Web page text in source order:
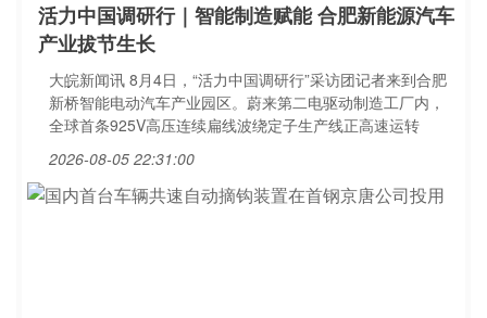
活力中国调研行｜智能制造赋能 合肥新能源汽车
产业拔节生长
大皖新闻讯 8月4日，“活力中国调研行”采访团记者来到合肥
新桥智能电动汽车产业园区。蔚来第二电驱动制造工厂内，
全球首条925V高压连续扁线波绕定子生产线正高速运转
2026-08-05 22:31:00